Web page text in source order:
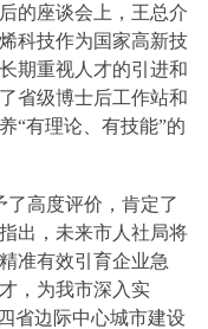
的座谈会上，王总介
科技作为国家高新技
期重视人才的引进和
省级博士后工作站和
“有理论、有技能”的
高度评价，肯定了
出，未来市人社局将
准有效引育企业急
，为我市深入实
省边际中心城市建设